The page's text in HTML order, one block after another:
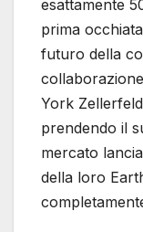
esattamente
prima
futuro della
York
prendendo il
mercato
della loro